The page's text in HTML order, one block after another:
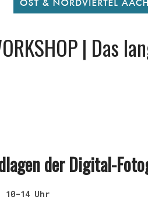
| Das
der Digital-
10-14 Uhr